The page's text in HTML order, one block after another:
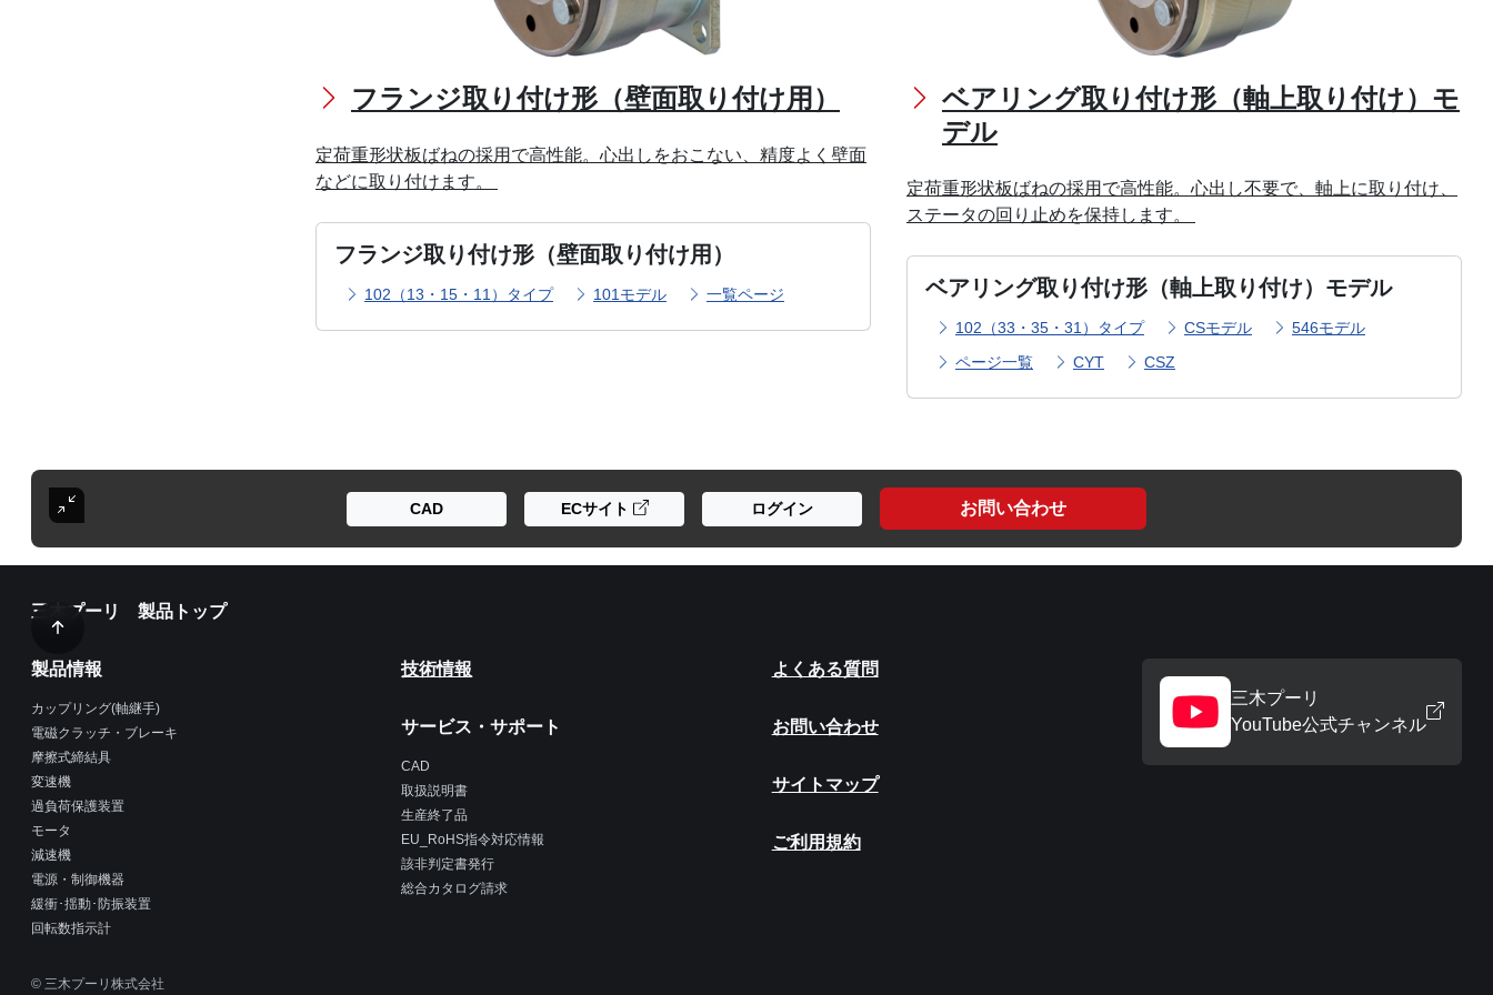
フランジ取り付け形（壁面取り付け用）
定荷重形状板ばねの採用で高性能。心出しをおこない、精度よく壁面
などに取り付けます。
フランジ取り付け形（壁面取り付け用）
102（13・15・11）タイプ 101モデル 一覧ページ
ベアリング取り付け形（軸上取り付け）モ
デル
定荷重形状板ばねの採用で高性能。心出し不要で、軸上に取り付け、
ステータの回り止めを保持します。
ベアリング取り付け形（軸上取り付け）モデル
102（33・35・31）タイプ CSモデル
546モデル
ページ一覧
CYT CSZ
CAD ECサイト ログイン お問い合わせ
三木プーリ 製品トップ
製品情報
カップリング(軸継手)
電磁クラッチ・ブレーキ
摩擦式締結具
変速機
過負荷保護装置
モータ
減速機
電源・制御機器
緩衝･揺動･防振装置
回転数指示計
技術情報
サービス・サポート
CAD
取扱説明書
生産終了品
EU_RoHS指令対応情報
該非判定書発行
総合カタログ請求
よくある質問
お問い合わせ
サイトマップ
ご利用規約
三木プーリ
YouTube公式チャンネル
© 三木プーリ株式会社